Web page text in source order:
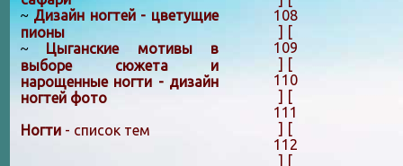
108
] [
109
] [
110
] [
111
] [
112
] [
~ Дизайн ногтей - цветущие
пионы
~ Цыганские мотивы в
выборе сюжета и
нарощенные ногти - дизайн
ногтей фото
Ногти - список тем